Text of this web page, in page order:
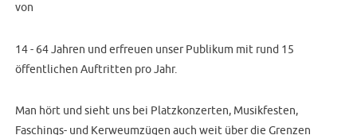
von
14 - 64 Jahren und erfreuen unser Publikum mit rund 15
öffentlichen Auftritten pro Jahr.
Man hört und sieht uns bei Platzkonzerten, Musikfesten,
Faschings- und Kerweumzügen auch weit über die Grenzen